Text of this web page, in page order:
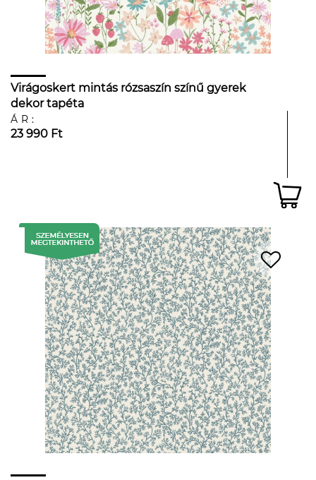
Virágoskert mintás rózsaszín színű gyerek
dekor tapéta
ÁR:
23 990 Ft